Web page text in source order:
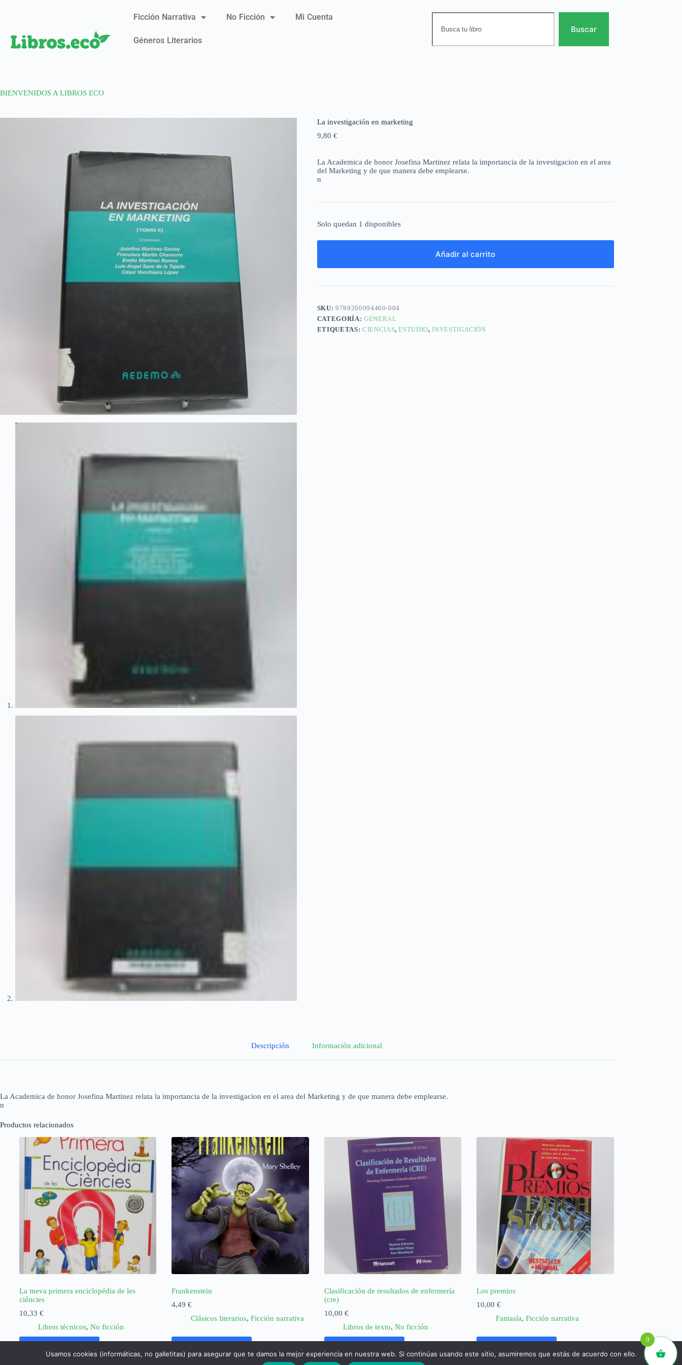
Ficción Narrativa No Ficción Mi Cuenta
Géneros Literarios
Buscar
BIENVENIDOS A LIBROS ECO
La investigación en marketing
9,80 €
La Academica de honor Josefina Martinez relata la importancia de la investigacion en el area
del Marketing y de que manera debe emplearse.
n
Solo quedan 1 disponibles
Añadir al carrito
SKU:9789200094460-004
CATEGORÍA: GENERAL
ETIQUETAS: CIENCIAS,ESTUDIO,INVESTIGACIÓN
Descripción Información adicional
La Academica de honor Josefina Martinez relata la importancia de la investigacion en el area del Marketing y de que manera debe emplearse.
n
Productos relacionados
La meva primera enciclopédia de les
ciéncies
10,33 €
Libros técnicos, No ficción
Frankenstein
4,49€
Clásicos literarios, Ficción narrativa
Clasificación de resultados de enfermería
(cre)
10,00 €
Libros de texto,No ficción
Los premios
10,00€
Fantasía, Ficción narrativa
0
Usamos cookies (informáticas, no galletitas) para asegurar que te damos la mejor experiencia en nuestra web. Si continúas usando este sitio, asumiremos que estás de acuerdo con ello.